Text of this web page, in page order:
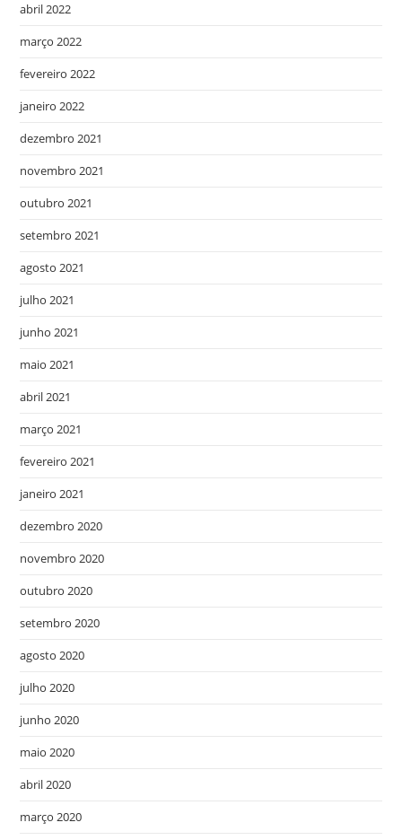
abril 2022
março 2022
fevereiro 2022
janeiro 2022
dezembro 2021
novembro 2021
outubro 2021
setembro 2021
agosto 2021
julho 2021
junho 2021
maio 2021
abril 2021
março 2021
fevereiro 2021
janeiro 2021
dezembro 2020
novembro 2020
outubro 2020
setembro 2020
agosto 2020
julho 2020
junho 2020
maio 2020
abril 2020
março 2020